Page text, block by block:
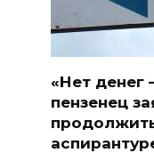
«Нет денег
пензенец